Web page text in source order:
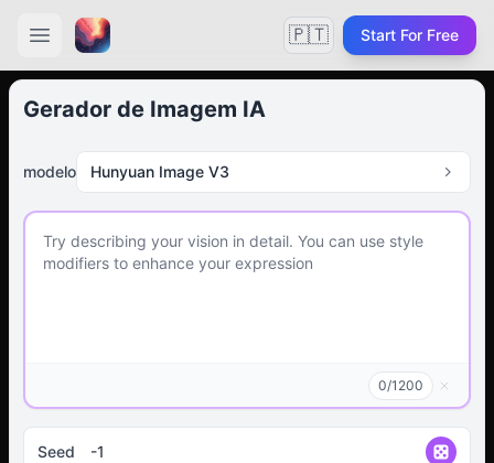
🇵🇹 Start For Free
Gerador de Imagem IA
modelo Hunyuan Image V3
0/1200
Seed